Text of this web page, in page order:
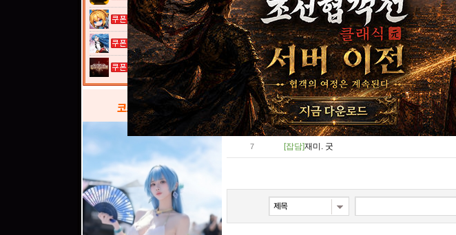
여전사 키우기...
열혈강호: 넥...
그레이 사가
코스프레 갤러리
13 [잡담]맛저요
12 [잡담]굿밤이요
11 [잡담]황금으로 뭐부터 올려야 할까요?
10 [잡담]4만2천 황금 30만에 ㅍㅍ
9 [잡담]채플린게임 마일리지 75% 에 팝니다 (2)
8 [잡담]랭커계정
7 [잡담]재미. 굿